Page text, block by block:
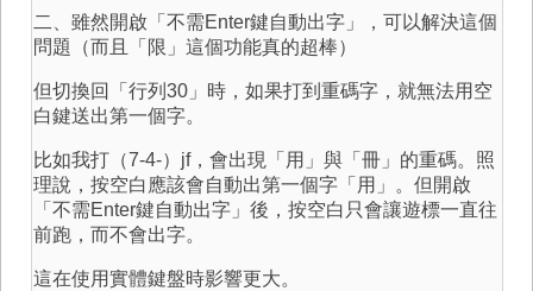
二、雖然開啟「不需Enter鍵自動出字」，可以解決這個
問題（而且「限」這個功能真的超棒）
但切換回「行列30」時，如果打到重碼字，就無法用空
白鍵送出第一個字。
比如我打（7-4-）jf，會出現「用」與「冊」的重碼。照
理說，按空白應該會自動出第一個字「用」。但開啟
「不需Enter鍵自動出字」後，按空白只會讓遊標一直往
前跑，而不會出字。
這在使用實體鍵盤時影響更大。